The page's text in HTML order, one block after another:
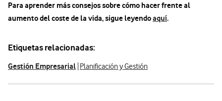
Para aprender más consejos sobre cómo hacer frente al
aumento del coste de la vida, sigue leyendoaquí.
Etiquetas relacionadas:
Gestión Empresarial Planificación y Gestión